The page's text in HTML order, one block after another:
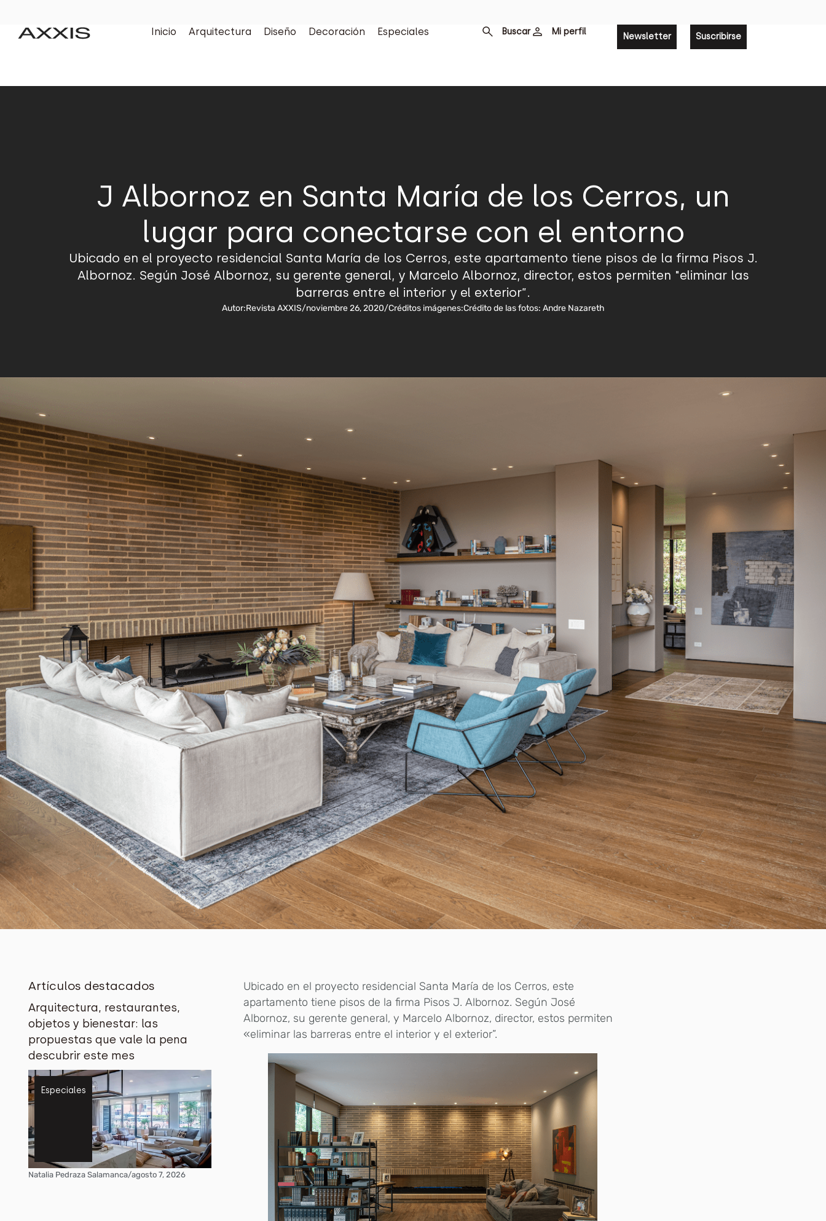
Inicio Arquitectura Diseño Decoración Especiales Buscar Mi perfil Newsletter Suscribirse
J Albornoz en Santa María de los Cerros, un
lugar para conectarse con el entorno
Ubicado en el proyecto residencial Santa María de los Cerros, este apartamento tiene pisos de la firma Pisos J.
Albornoz. Según José Albornoz, su gerente general, y Marcelo Albornoz, director, estos permiten "eliminar las
barreras entre el interior y el exterior”.
Autor:Revista AXXIS/noviembre 26, 2020/Créditos imágenes:Crédito de las fotos: Andre Nazareth
Artículos destacados
Arquitectura, restaurantes,
objetos y bienestar: las
propuestas que vale la pena
descubrir este mes
Especiales
Natalia Pedraza Salamanca/agosto 7, 2026
Ubicado en el proyecto residencial Santa María de los Cerros, este
apartamento tiene pisos de la firma Pisos J. Albornoz. Según José
Albornoz, su gerente general, y Marcelo Albornoz, director, estos permiten
«eliminar las barreras entre el interior y el exterior”.